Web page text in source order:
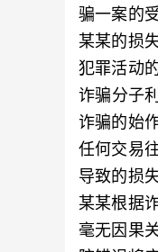
骗一案的
某某的损
犯罪活动
诈骗分子
诈骗的始
任何交易
导致的损
某某根据
毫无因果